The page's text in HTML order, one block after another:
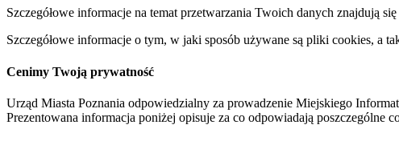
Szczegółowe informacje na temat przetwarzania Twoich danych znajdują
Szczegółowe informacje o tym, w jaki sposób używane są pliki cookies, a
Cenimy Twoją prywatność
Urząd Miasta Poznania odpowiedzialny za prowadzenie Miejskiego
Prezentowana informacja poniżej opisuje za co odpowiadają